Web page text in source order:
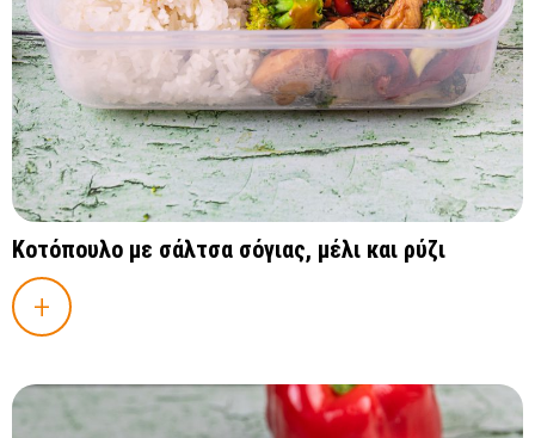
Κοτόπουλο με σάλτσα σόγιας, μέλι και ρύζι
+